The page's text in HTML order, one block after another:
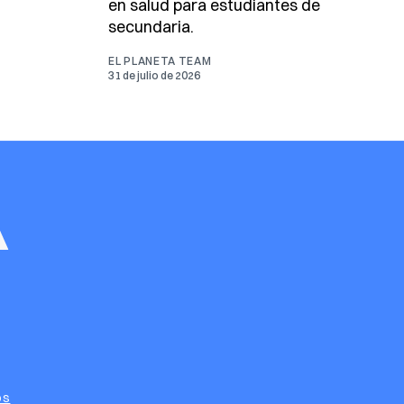
en salud para estudiantes de
secundaria.
EL PLANETA TEAM
31 de julio de 2026